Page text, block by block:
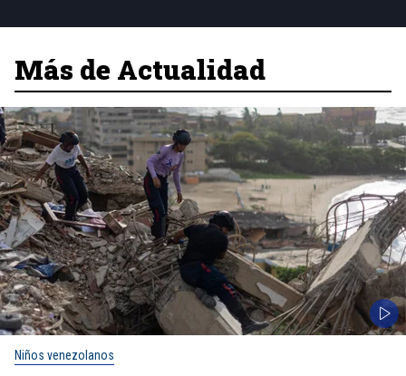
Más de Actualidad
Niños venezolanos